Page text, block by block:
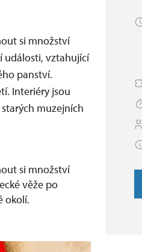
si množství
události, vztahující
panství.
Interiéry jsou
muzejních
si množství
věže po
okolí.